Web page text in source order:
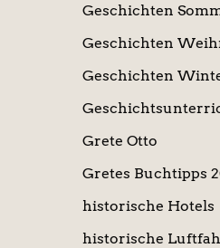
Geschichten
Geschichten
Geschichten
Grete Otto
Gretes Buchtipps
historische Hotels
historische